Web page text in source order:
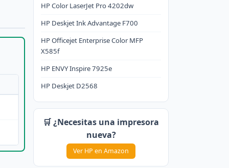
HP Color LaserJet Pro 4202dw
HP Deskjet Ink Advantage F700
HP Officejet Enterprise Color MFP
X585f
HP ENVY Inspire 7925e
HP Deskjet D2568
🛒 ¿Necesitas una impresora
nueva?
Ver HP en Amazon